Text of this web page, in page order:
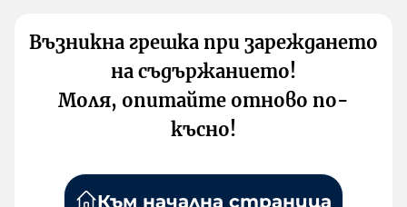
Възникна грешка при зареждането
на съдържанието!
Моля, опитайте отново по-
късно!
Към начална страница